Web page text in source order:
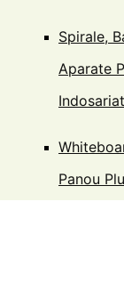
Spirale,
Aparate
Panou